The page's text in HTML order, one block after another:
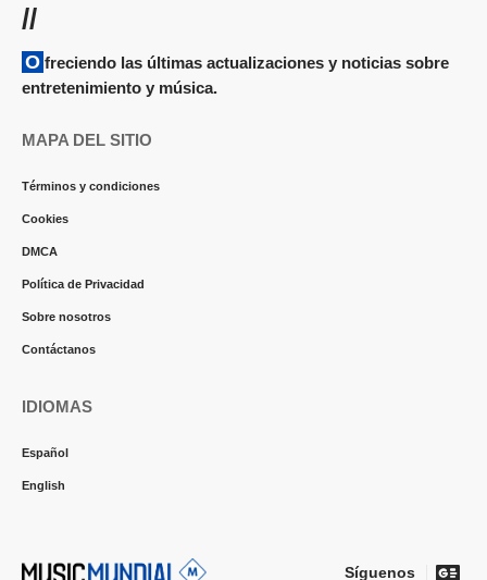
//
Ofreciendo las últimas actualizaciones y noticias sobre
entretenimiento y música.
MAPA DEL SITIO
Términos y condiciones
Cookies
DMCA
Política de Privacidad
Sobre nosotros
Contáctanos
IDIOMAS
Español
English
Síguenos